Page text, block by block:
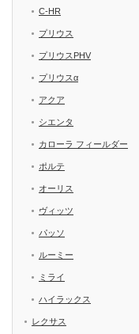
C-HR
プリウス
プリウスPHV
プリウスα
アクア
シエンタ
カローラ フィールダー
ポルテ
オーリス
ヴィッツ
パッソ
ルーミー
ミライ
ハイラックス
レクサス